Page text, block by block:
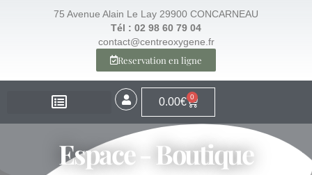
75 Avenue Alain Le Lay 29900 CONCARNEAU
Tél : 02 98 60 79 04
contact@centreoxygene.fr
Reservation en ligne
0.00€ 0
Espace - Boutique